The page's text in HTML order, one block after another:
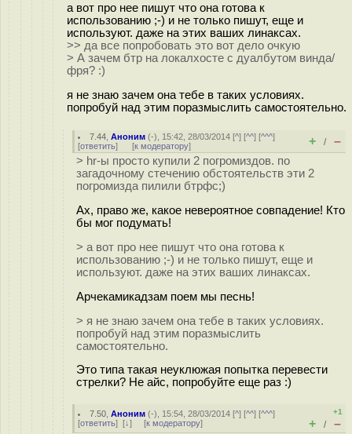
а вот про нее пишут что она готова к
использованию ;-) и не только пишут, еще и
используют. даже на этих ваших линаксах.
>> да все попробовать это вот дело очкую
> А зачем бтр на локалхосте с дуалбутом винда/
фря? :)
я не знаю зачем она тебе в таких условиях.
попробуй над этим поразмыслить самостоятельно.
7.44 ,Аноним (-), 15:42, 28/03/2014 [^] [^^] [^^^]
[ответить] [к модератору] + / –
> hr-ы просто купили 2 погромиздов. по
загадочному стечению обстоятельств эти 2
погромизда пилили бтрфс;)
Ах, право же, какое невероятное совпадение! Кто
бы мог подумать!
> а вот про нее пишут что она готова к
использованию ;-) и не только пишут, еще и
используют. даже на этих ваших линаксах.
Арчекамикадзам поем мы песнь!
> я не знаю зачем она тебе в таких условиях.
попробуй над этим поразмыслить
самостоятельно.
Это типа такая неуклюжая попытка перевести
стрелки? Не айс, попробуйте еще раз :)
7.50 ,Аноним (-), 15:54, 28/03/2014 [^] [^^] [^^^]
[ответить] [↓] [к модератору]
+1
+ / –